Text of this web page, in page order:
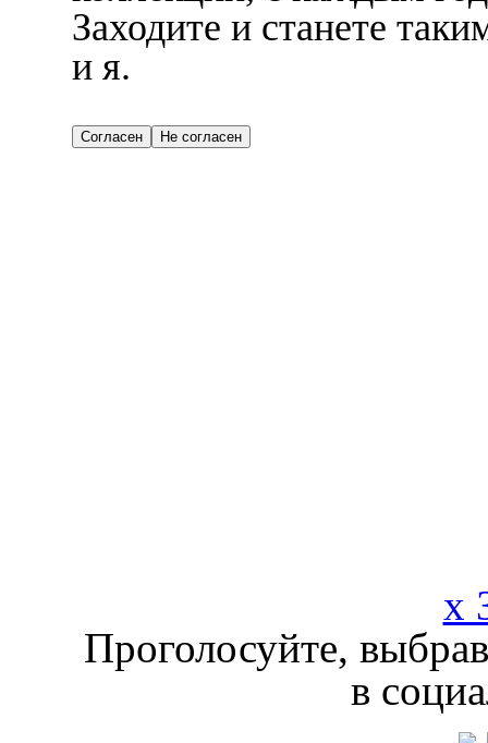
Заходите и станете
и я.
x
Проголосуйте,
в